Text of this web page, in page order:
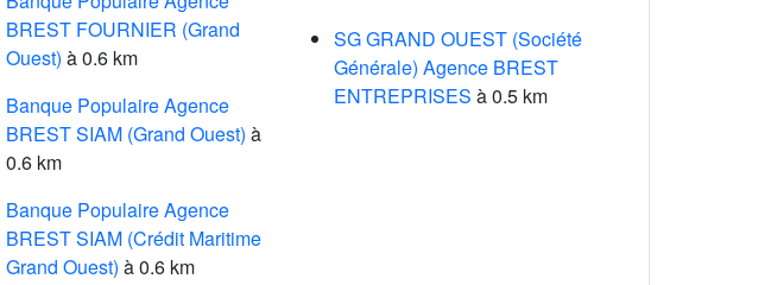
BREST FOURNIER (Grand
Ouest) à 0.6 km
Banque Populaire Agence
BREST SIAM (Grand Ouest) à
0.6 km
Banque Populaire Agence
BREST SIAM (Crédit Maritime
Grand Ouest) à 0.6 km
SG GRAND OUEST (Société
Générale) Agence BREST
ENTREPRISES à 0.5 km